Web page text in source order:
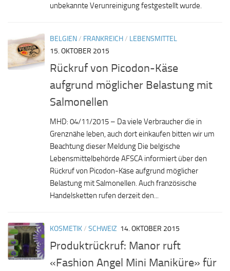
unbekannte Verunreinigung festgestellt wurde.
BELGIEN/ FRANKREICH/ LEBENSMITTEL
15. OKTOBER 2015
Rückruf von Picodon-Käse
aufgrund möglicher Belastung mit
Salmonellen
MHD: 04/11/2015 – Da viele Verbraucher die in
Grenznähe leben, auch dort einkaufen bitten wir um
Beachtung dieser Meldung Die belgische
Lebensmittelbehörde AFSCA informiert über den
Rückruf von Picodon-Käse aufgrund möglicher
Belastung mit Salmonellen. Auch französische
Handelsketten rufen derzeit den...
KOSMETIK/ SCHWEIZ 14. OKTOBER 2015
Produktrückruf: Manor ruft
«Fashion Angel Mini Maniküre» für